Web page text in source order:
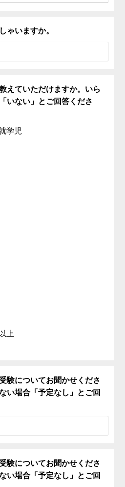
ゃいますか。
えていただけますか。いら
いない」とご回答くださ
学児
上
験についてお聞かせくださ
い場合「予定なし」とご回
験についてお聞かせくださ
い場合「予定なし」とご回